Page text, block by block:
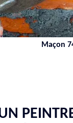
Maçon